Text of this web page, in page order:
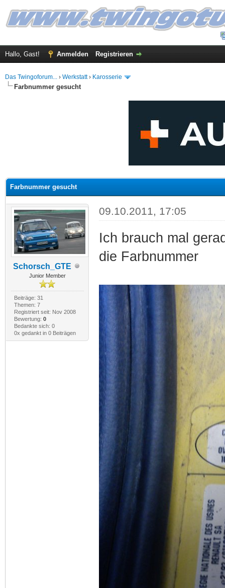
Hallo, Gast! Anmelden Registrieren
Das Twingoforum... › Werkstatt› Karosserie
Farbnummer gesucht
Farbnummer gesucht
Schorsch_GTE
Junior Member
Beiträge: 31
Themen: 7
Registriert seit: Nov 2008
Bewertung: 0
Bedankte sich: 0
0x gedankt in 0 Beiträgen
09.10.2011, 17:05
Ich brauch mal
die Farbnummer